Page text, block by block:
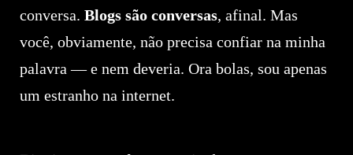
conversa.Blogs são conversas, afinal. Mas
você, obviamente, não precisa confiar na minha
palavra — e nem deveria. Ora bolas, sou apenas
um estranho na internet.